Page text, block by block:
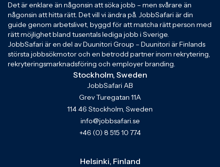
Det är enklare än någonsin att söka jobb – men svårare än
någonsin att hitta rätt. Det vill vi ändra på. JobbSafari är din
guide genom arbetslivet, byggd för att matcha rätt person med
rätt möjlighet bland tusentals lediga jobb i Sverige.
JobbSafari är en del av Duunitori Group – Duunitori är Finlands
största jobbsökmotor och en betrodd partner inom rekrytering,
rekryteringsmarknadsföring och employer branding.
Stockholm, Sweden
JobbSafari AB
Grev Turegatan 11A
114 46 Stockholm, Sweden
info@jobbsafari.se
+46 (0) 8 515 10 774
Helsinki, Finland